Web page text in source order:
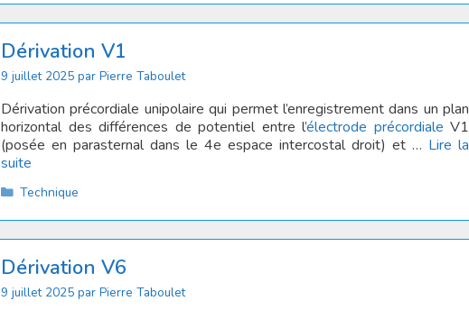
Dérivation V1
9 juillet 2025 par Pierre Taboulet
Dérivation précordiale unipolaire qui permet l’enregistrement dans un plan
horizontal des différences de potentiel entre l’électrode précordiale V1
(posée en parasternal dans le 4e espace intercostal droit) et … Lire la
suite
Catégories
Technique
Dérivation V6
9 juillet 2025 par Pierre Taboulet